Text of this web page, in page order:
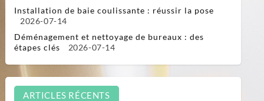
Installation de baie coulissante : réussir la pose
2026-07-14
Déménagement et nettoyage de bureaux : des
étapes clés
2026-07-14
ARTICLES RÉCENTS